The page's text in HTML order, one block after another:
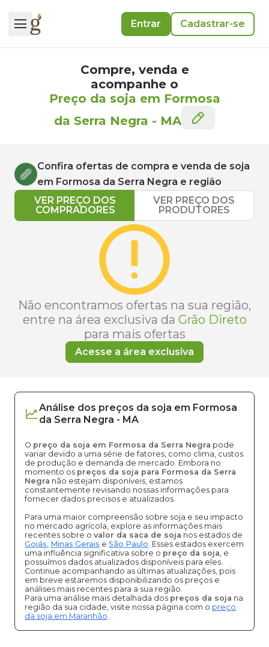
Entrar Cadastrar-se
Compre, venda e
acompanhe o
Preço da soja em Formosa
da Serra Negra - MA
Confira ofertas de compra e venda de soja
em Formosa da Serra Negra e região
VER PREÇO DOS
COMPRADORES
VER PREÇO DOS
PRODUTORES
Não encontramos ofertas na sua região,
entre na área exclusiva da Grão Direto
para mais ofertas
Acesse a área exclusiva
Análise dos preços da soja em Formosa
da Serra Negra - MA
O preço da soja em Formosa da Serra Negra pode
variar devido a uma série de fatores, como clima, custos
de produção e demanda de mercado. Embora no
momento os preços da soja para Formosa da Serra
Negra não estejam disponíveis, estamos
constantemente revisando nossas informações para
fornecer dados precisos e atualizados.
Para uma maior compreensão sobre soja e seu impacto
no mercado agrícola, explore as informações mais
recentes sobre o valor da saca de soja nos estados de
Goiás, Minas Gerais e São Paulo. Esses estados exercem
uma influência significativa sobre o preço da soja, e
possuímos dados atualizados disponíveis para eles.
Continue acompanhando as últimas atualizações, pois
em breve estaremos disponibilizando os preços e
análises mais recentes para a sua região.
Para uma análise mais detalhada dos preços da soja na
região da sua cidade, visite nossa página com o preço
da soja em Maranhão.